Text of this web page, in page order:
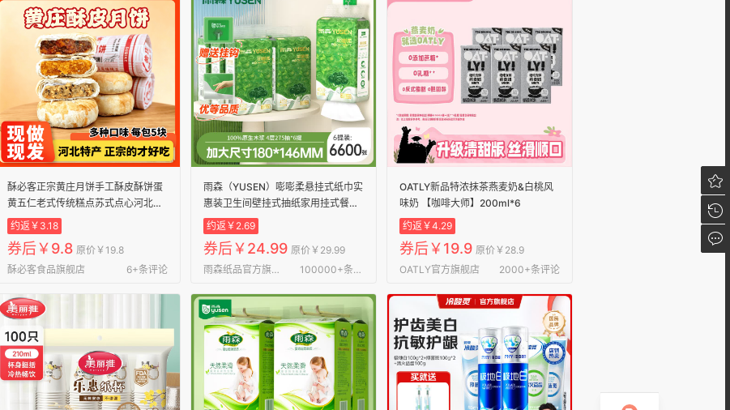
我的
我的
我的
酥必客正宗黄庄月饼手工酥皮酥饼蛋
黄五仁老式传统糕点苏式点心河北特
产 【蛋黄味1包】300g/5块
约返￥3.18
券后￥9.8 原价￥19.8
酥必客食品旗舰店
6+条评论
雨森（YUSEN）嘭嘭柔悬挂式纸巾实
惠装卫生间壁挂式抽纸家用挂式餐巾
纸抽 4层1100张*6提
约返￥2.69
券后￥24.99 原价￥29.99
雨森纸品官方旗舰店
100000+条评论
OATLY新品特浓抹茶燕麦奶&白桃风
味奶 【咖啡大师】200ml*6
约返￥4.29
券后￥19.9 原价￥28.9
OATLY官方旗舰店
2000+条评论